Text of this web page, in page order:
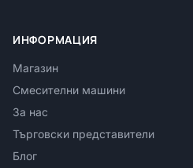
ИНФОРМАЦИЯ
Магазин
Смесителни машини
За нас
Търговски представители
Блог